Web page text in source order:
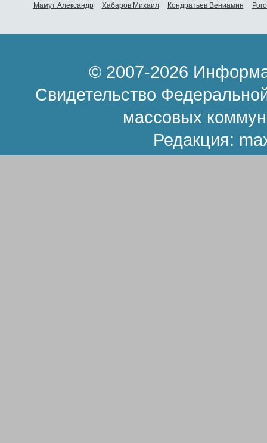
Мамут Александр
Хабаров Михаил Кондратьев Вениамин
© 2007-2026
Свидетельство
массовых
Редакция: